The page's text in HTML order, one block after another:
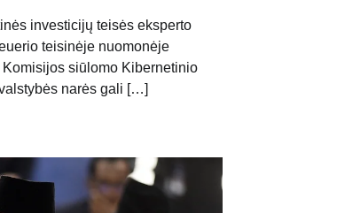
investicijų teisės eksperto
teisinėje nuomonėje
siūlomo Kibernetinio
narės gali […]